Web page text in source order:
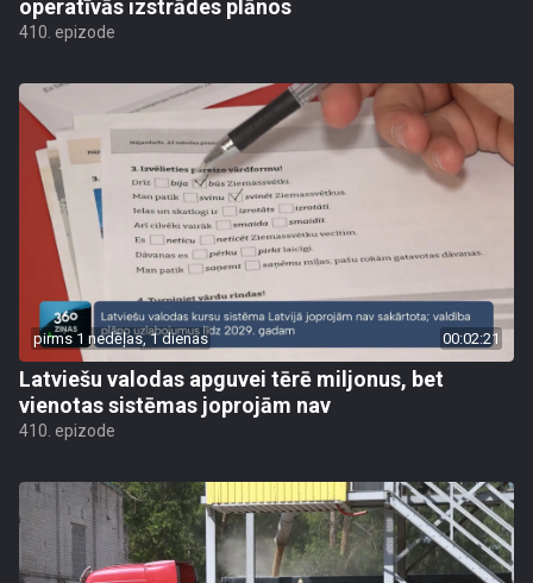
operatīvās izstrādes plānos
410. epizode
pirms 1 nedēļas, 1 dienas 00:02:21
Latviešu valodas apguvei tērē miljonus, bet
vienotas sistēmas joprojām nav
410. epizode